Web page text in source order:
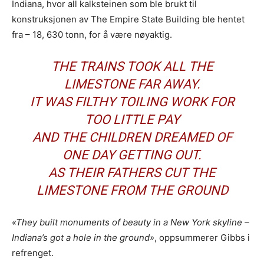
Ønsker du omtale på Dust of Daylight?
Indiana, hvor all kalksteinen som ble brukt til
konstruksjonen av The Empire State Building ble hentet
fra – 18, 630 tonn, for å være nøyaktig.
THE TRAINS TOOK ALL THE
LIMESTONE FAR AWAY.
IT WAS FILTHY TOILING WORK FOR
TOO LITTLE PAY
AND THE CHILDREN DREAMED OF
ONE DAY GETTING OUT.
AS THEIR FATHERS CUT THE
LIMESTONE FROM THE GROUND
«They built monuments of beauty in a New York skyline –
Indiana’s got a hole in the ground», oppsummerer Gibbs i
refrenget.